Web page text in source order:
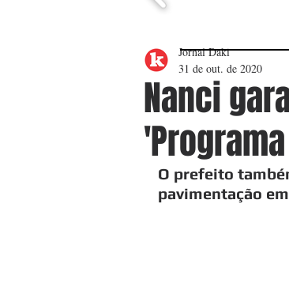
Nanci
Jornal Daki
31 de out. de 2020
O prefeito
pavimentação